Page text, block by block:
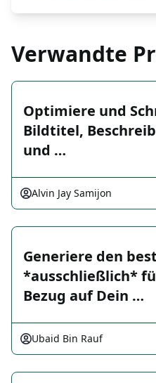
Verwandte
Optimiere und
Bildtitel,
und …
Alvin Jay Samijon
Generiere den
*ausschließlich*
Bezug auf Dein …
Ubaid Bin Rauf